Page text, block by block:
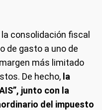
consolidación fiscal
de gasto a uno de
más limitado
De hecho, la
junto con la
del impuesto